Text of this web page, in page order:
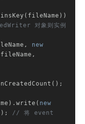
对象则实例
new
new
); // 将 event